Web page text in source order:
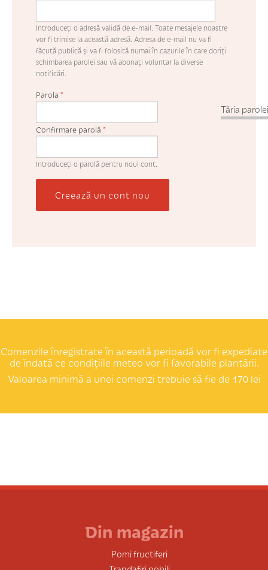
Introduceţi o adresă validă de e-mail. Toate mesajele noastre
vor fi trimise la această adresă. Adresa de e-mail nu va fi
făcută publică şi va fi folosită numai în cazurile în care doriţi
schimbarea parolei sau vă abonaţi voluntar la diverse
notificări.
Tăria
Parola *
Confirmare parolă *
Introduceţi o parolă pentru noul cont.
Creează un cont nou
Comenzile înregistrate în această perioadă vor fi expediate
de îndată ce condițiile meteo vor fi favorabile plantării.
Valoarea minimă a unei comenzi trebuie să fie de 170 lei
Din magazin
Pomi fructiferi